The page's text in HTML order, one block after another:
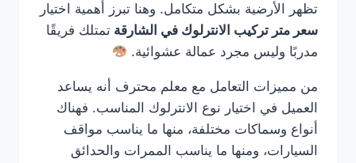
تظهر الأرضية بشكل متكامل. وهنا تبرز أهمية اختيار
سعر متر تركيب الانترلوك في الشارقة تمتلك فريقًا
مدربًا وليس مجرد عمالة عشوائية.
من مميزات التعامل مع معلم محترف أنه يساعد
العميل في اختيار نوع الانترلوك المناسب. فهناك
أنواع وسماكات مختلفة، منها ما يناسب مواقف
السيارات، ومنها ما يناسب الممرات والحدائق